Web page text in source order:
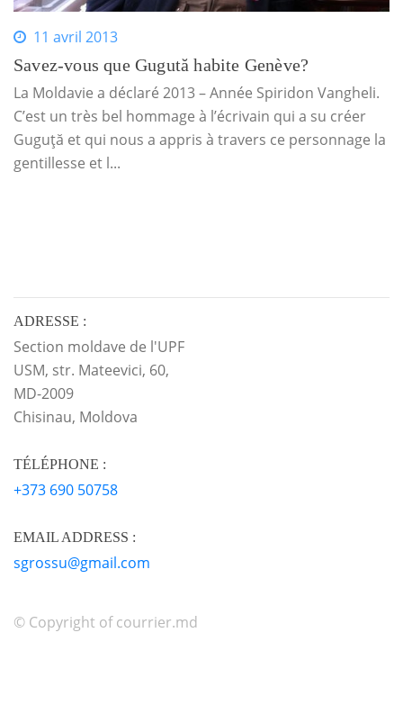
11 avril 2013
Savez-vous que Gugută habite Genève?
La Moldavie a déclaré 2013 – Année Spiridon Vangheli.
C’est un très bel hommage à l’écrivain qui a su créer
Guguţă et qui nous a appris à travers ce personnage la
gentillesse et l...
ADRESSE :
Section moldave de l'UPF
USM, str. Mateevici, 60,
MD-2009
Chisinau, Moldova
TÉLÉPHONE :
+373 690 50758
EMAIL ADDRESS :
sgrossu@gmail.com
© Copyright of courrier.md